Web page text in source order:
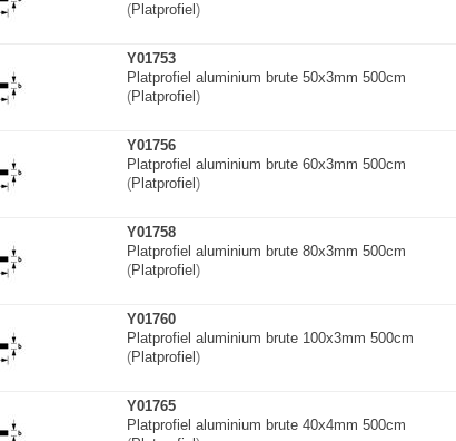
(Platprofiel )
Y01753
Platprofiel aluminium brute 50x3mm 500cm
(Platprofiel )
Y01756
Platprofiel aluminium brute 60x3mm 500cm
(Platprofiel )
Y01758
Platprofiel aluminium brute 80x3mm 500cm
(Platprofiel )
Y01760
Platprofiel aluminium brute 100x3mm 500cm
(Platprofiel )
Y01765
Platprofiel aluminium brute 40x4mm 500cm